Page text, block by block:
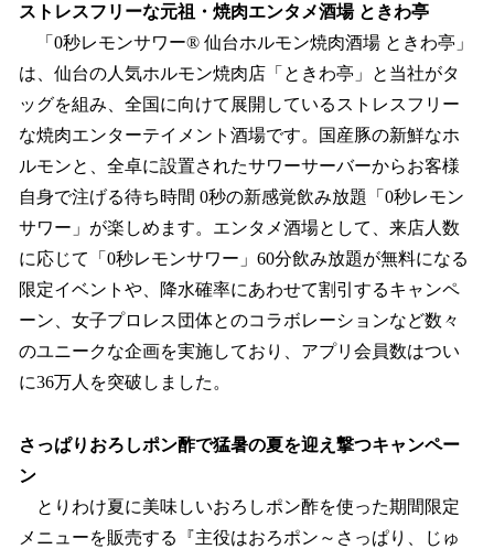
ストレスフリーな元祖・焼肉エンタメ酒場 ときわ亭
「0秒レモンサワー® 仙台ホルモン焼肉酒場 ときわ亭」
は、仙台の人気ホルモン焼肉店「ときわ亭」と当社がタ
ッグを組み、全国に向けて展開しているストレスフリー
な焼肉エンターテイメント酒場です。国産豚の新鮮なホ
ルモンと、全卓に設置されたサワーサーバーからお客様
自身で注げる待ち時間 0秒の新感覚飲み放題「0秒レモン
サワー」が楽しめます。エンタメ酒場として、来店人数
に応じて「0秒レモンサワー」60分飲み放題が無料になる
限定イベントや、降水確率にあわせて割引するキャンペ
ーン、女子プロレス団体とのコラボレーションなど数々
のユニークな企画を実施しており、アプリ会員数はつい
に36万人を突破しました。
さっぱりおろしポン酢で猛暑の夏を迎え撃つキャンペー
ン
とりわけ夏に美味しいおろしポン酢を使った期間限定
メニューを販売する『主役はおろポン～さっぱり、じゅ